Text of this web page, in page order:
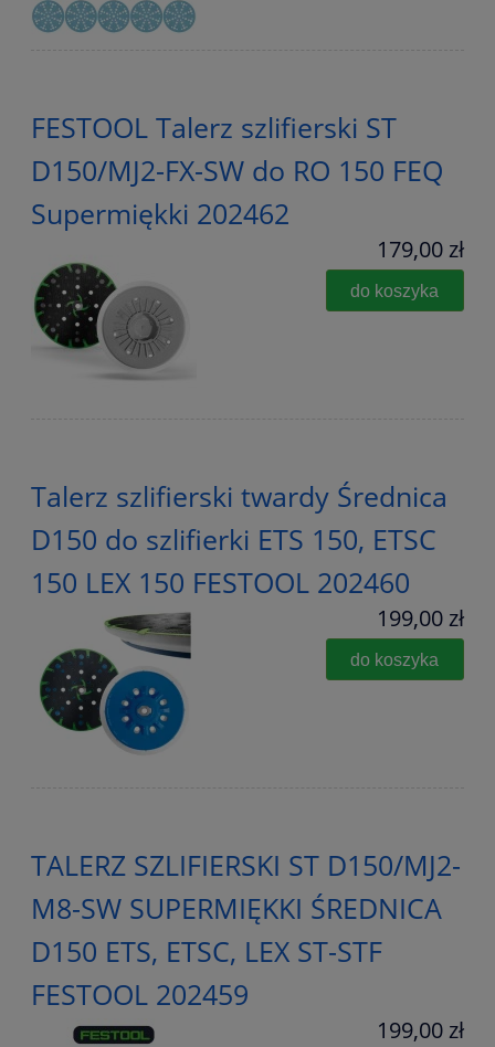
FESTOOL Talerz szlifierski ST
D150/MJ2-FX-SW do RO 150 FEQ
Supermiękki 202462
179,00 zł
do koszyka
Talerz szlifierski twardy Średnica
D150 do szlifierki ETS 150, ETSC
150 LEX 150 FESTOOL 202460
199,00 zł
do koszyka
TALERZ SZLIFIERSKI ST D150/MJ2-
M8-SW SUPERMIĘKKI ŚREDNICA
D150 ETS, ETSC, LEX ST-STF
FESTOOL 202459
199,00 zł